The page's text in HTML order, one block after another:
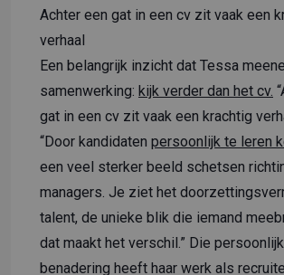
Achter een gat in een cv zit vaak een
verhaal
Een belangrijk inzicht dat Tessa
samenwerking: kijk verder dan het cv.
gat in een cv zit vaak een krachtig
“Door kandidaten persoonlijk te leren
een veel sterker beeld schetsen
managers. Je ziet het
talent, de unieke blik die iemand
dat maakt het verschil.” Die
benadering heeft haar werk als